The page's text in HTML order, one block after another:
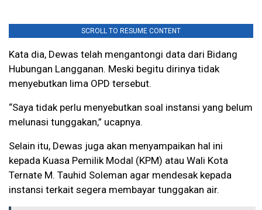
SCROLL TO RESUME CONTENT
Kata dia, Dewas telah mengantongi data dari Bidang
Hubungan Langganan. Meski begitu dirinya tidak
menyebutkan lima OPD tersebut.
“Saya tidak perlu menyebutkan soal instansi yang belum
melunasi tunggakan,” ucapnya.
Selain itu, Dewas juga akan menyampaikan hal ini
kepada Kuasa Pemilik Modal (KPM) atau Wali Kota
Ternate M. Tauhid Soleman agar mendesak kepada
instansi terkait segera membayar tunggakan air.